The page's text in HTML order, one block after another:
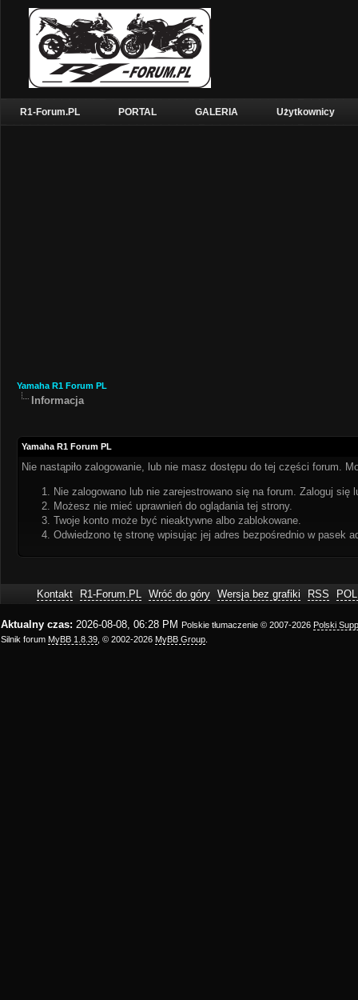
R1-Forum.PL PORTAL GALERIA Użytkownicy
Yamaha R1 Forum PL
Informacja
Yamaha R1 Forum PL
Nie nastąpiło zalogowanie, lub nie masz dostępu do tej części forum.
Nie zalogowano lub nie zarejestrowano się na forum. Zaloguj się
Możesz nie mieć uprawnień do oglądania tej strony.
Twoje konto może być nieaktywne albo zablokowane.
Odwiedzono tę stronę wpisując jej adres bezpośrednio w pasek
Kontakt R1-Forum.PL Wróć do góry Wersja bez grafiki RSS
Aktualny czas: 2026-08-08, 06:28 PM Polskie tłumaczenie © 2007-2026 Polski
Silnik forum MyBB 1.8.39 , © 2002-2026 MyBB Group